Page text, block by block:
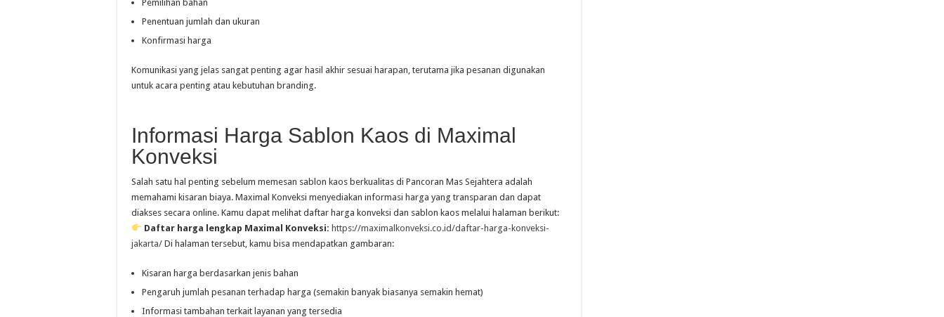
Pemilihan bahan
Penentuan jumlah dan ukuran
Konfirmasi harga
Komunikasi yang jelas sangat penting agar hasil akhir sesuai harapan, terutama jika pesanan digunakan
untuk acara penting atau kebutuhan branding.
Informasi Harga Sablon Kaos di Maximal
Konveksi
Salah satu hal penting sebelum memesan sablon kaos berkualitas di Pancoran Mas Sejahtera adalah
memahami kisaran biaya. Maximal Konveksi menyediakan informasi harga yang transparan dan dapat
diakses secara online. Kamu dapat melihat daftar harga konveksi dan sablon kaos melalui halaman berikut:
Daftar harga lengkap Maximal Konveksi: https://maximalkonveksi.co.id/daftar-harga-konveksi-
jakarta/ Di halaman tersebut, kamu bisa mendapatkan gambaran:
Kisaran harga berdasarkan jenis bahan
Pengaruh jumlah pesanan terhadap harga (semakin banyak biasanya semakin hemat)
Informasi tambahan terkait layanan yang tersedia